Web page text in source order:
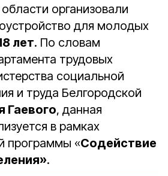
организовали
для молодых
лет. По словам
трудовых
социальной
и труда Белгородской
Гаевого, данная
в рамках
программы «Содействие
.